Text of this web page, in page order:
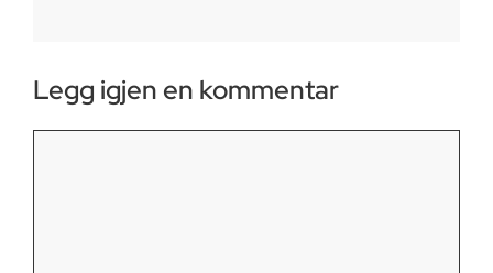
Legg igjen en kommentar